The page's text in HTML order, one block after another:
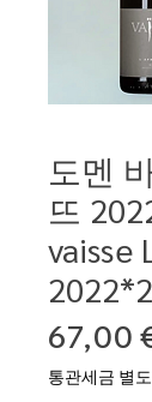
도멘
뜨
vaisse
2022*2
67,00
통관세금 별도